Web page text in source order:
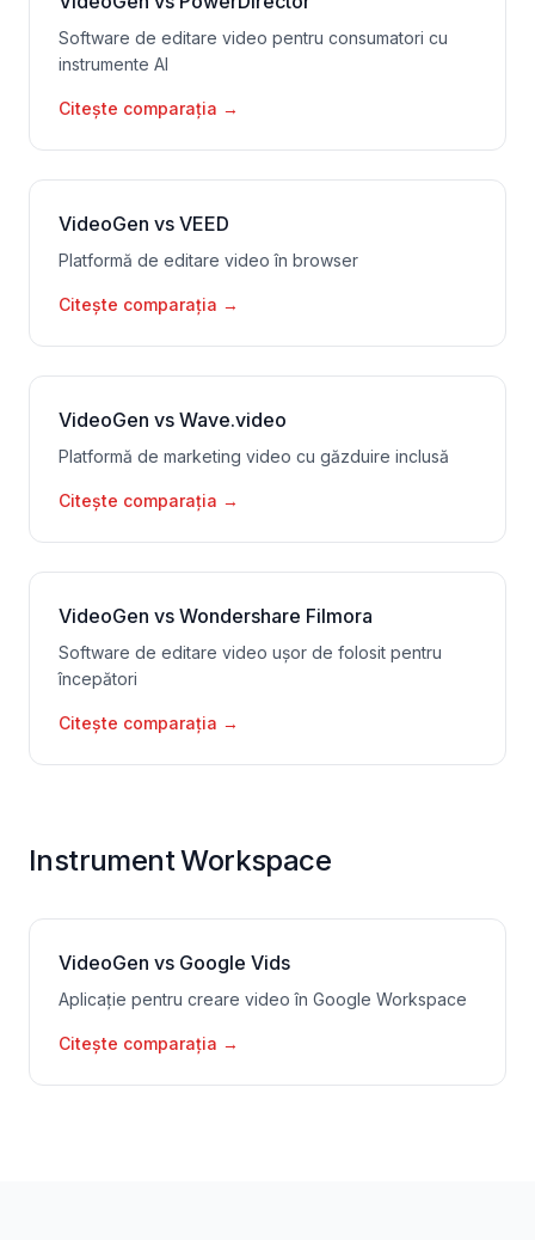
Software de editare video pentru consumatori cu
instrumente AI
Citește comparația →
VideoGen vs VEED
Platformă de editare video în browser
Citește comparația →
VideoGen vs Wave.video
Platformă de marketing video cu găzduire inclusă
Citește comparația →
VideoGen vs Wondershare Filmora
Software de editare video ușor de folosit pentru
începători
Citește comparația →
Instrument Workspace
VideoGen vs Google Vids
Aplicație pentru creare video în Google Workspace
Citește comparația →